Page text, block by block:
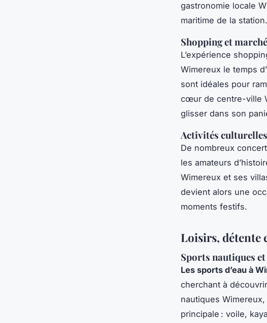
gastronomie locale
maritime de la station.
Shopping et
L’expérience
Wimereux le temps
sont idéales pour
cœur de centre-ville
glisser dans son
Activités
De nombreux
les amateurs
Wimereux et ses
devient alors une
moments festifs.
Loisirs, détente
Sports nautiques
Les sports d’eau à
cherchant à
nautiques
principale : voile,